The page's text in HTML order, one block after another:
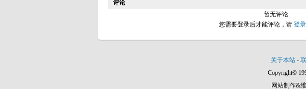
评论
暂无评论
您需要登录后才能评论，请 登录
关于本站 -
Copyright©
网站制作&